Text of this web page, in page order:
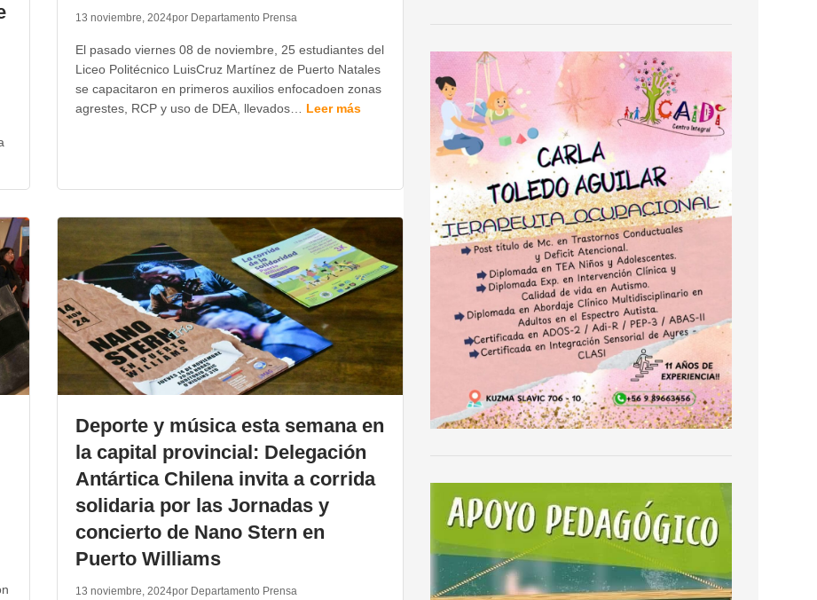
13 noviembre, 2024por Departamento Prensa
El pasado viernes 08 de noviembre, 25 estudiantes del
Liceo Politécnico LuisCruz Martínez de Puerto Natales
se capacitaron en primeros auxilios enfocadoen zonas
agrestes, RCP y uso de DEA, llevados… Leer más
Deporte y música esta semana en
la capital provincial: Delegación
Antártica Chilena invita a corrida
solidaria por las Jornadas y
concierto de Nano Stern en
Puerto Williams
13 noviembre, 2024por Departamento Prensa